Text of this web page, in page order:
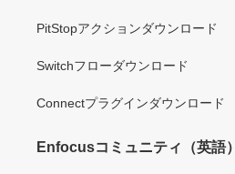
PitStopアクションダウンロード
Switchフローダウンロード
Connectプラグインダウンロード
Enfocusコミュニティ（英語）